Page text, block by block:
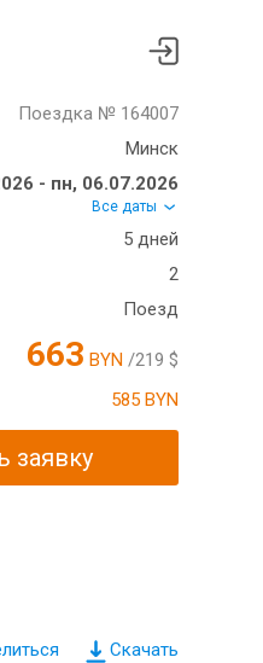
Поездка № 164007
Минск
- пн, 06.07.2026
Все даты
5 дней
2
Поезд
663 BYN /219 $
585 BYN
заявку
Скачать